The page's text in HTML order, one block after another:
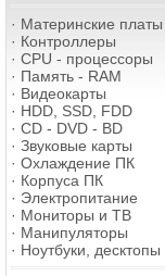
· Материнские платы
· Контроллеры
· CPU - процессоры
· Память - RAM
· Видеокарты
· HDD, SSD, FDD
· CD - DVD - BD
· Звуковые карты
· Охлаждение ПК
· Корпуса ПК
· Электропитание
· Мониторы и ТВ
· Манипуляторы
· Ноутбуки, десктопы